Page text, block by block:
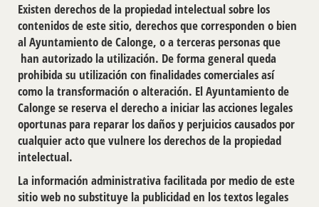
Existen derechos de la propiedad intelectual sobre los
contenidos de este sitio, derechos que corresponden o bien
al Ayuntamiento de Calonge, o a terceras personas que
han autorizado la utilización. De forma general queda
prohibida su utilización con finalidades comerciales así
como la transformación o alteración. El Ayuntamiento de
Calonge se reserva el derecho a iniciar las acciones legales
oportunas para reparar los daños y perjuicios causados por
cualquier acto que vulnere los derechos de la propiedad
intelectual.
La información administrativa facilitada por medio de este
sitio web no substituye la publicidad en los textos legales